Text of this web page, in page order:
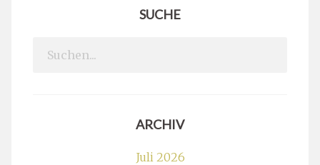
SUCHE
Search
ARCHIV
Juli 2026